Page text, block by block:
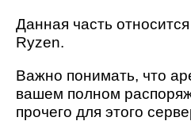
Данная часть
Ryzen.
Важно понимать, что
вашем полном
прочего для этого